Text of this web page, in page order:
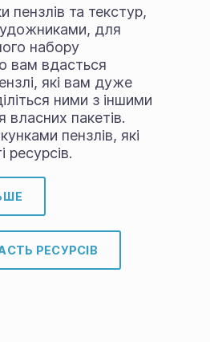
пензлів та текстур,
для
набору
вам вдасться
які вам дуже
ними з іншими
пакетів.
пензлів, які
ресурсів.
РЕСУРСІВ